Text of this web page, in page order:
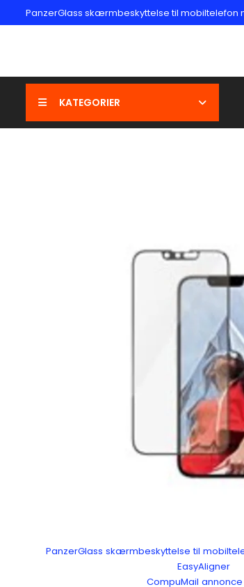
PanzerGlass skærmbeskyttelse til mobiltelefon
KATEGORIER
PanzerGlass skærmbeskyttelse til
EasyAligner
CompuMail